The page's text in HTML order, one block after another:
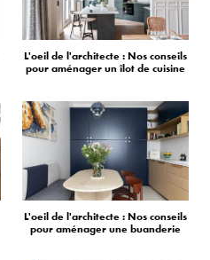
L'oeil de l'architecte : Nos conseils
pour aménager un îlot de cuisine
L'oeil de l'architecte : Nos conseils
pour aménager une buanderie